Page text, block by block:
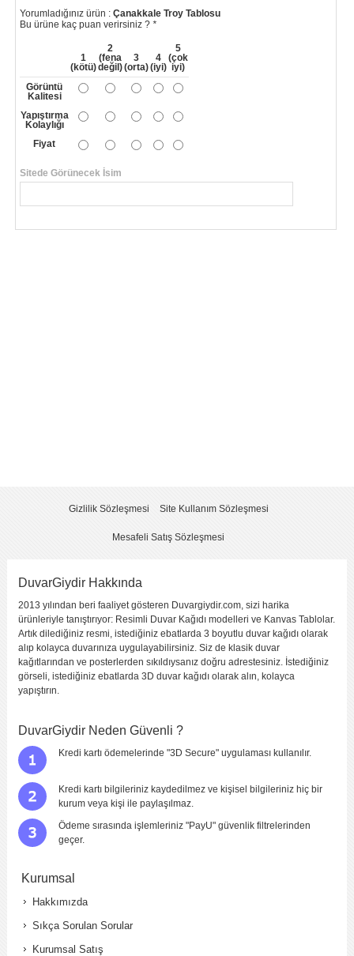
Yorumladığınız ürün : Çanakkale Troy Tablosu
Bu ürüne kaç puan verirsiniz ? *
1
(kötü)
2
(fena
değil)
3
(orta)
4
(iyi)
5
(çok
iyi)
Görüntü
Kalitesi
Yapıştırma
Kolaylığı
Fiyat
Sitede Görünecek İsim
Gizlilik Sözleşmesi Site Kullanım Sözleşmesi
Mesafeli Satış Sözleşmesi
DuvarGiydir Hakkında
2013 yılından beri faaliyet gösteren Duvargiydir.com, sizi harika
ürünleriyle tanıştırıyor: Resimli Duvar Kağıdı modelleri ve Kanvas Tablolar.
Artık dilediğiniz resmi, istediğiniz ebatlarda 3 boyutlu duvar kağıdı olarak
alıp kolayca duvarınıza uygulayabilirsiniz. Siz de klasik duvar
kağıtlarından ve posterlerden sıkıldıysanız doğru adrestesiniz. İstediğiniz
görseli, istediğiniz ebatlarda 3D duvar kağıdı olarak alın, kolayca
yapıştırın.
DuvarGiydir Neden Güvenli ?
Kredi kartı ödemelerinde "3D Secure" uygulaması kullanılır.
Kredi kartı bilgileriniz kaydedilmez ve kişisel bilgileriniz hiç bir
kurum veya kişi ile paylaşılmaz.
Ödeme sırasında işlemleriniz "PayU" güvenlik filtrelerinden
geçer.
Kurumsal
Hakkımızda
Sıkça Sorulan Sorular
Kurumsal Satış